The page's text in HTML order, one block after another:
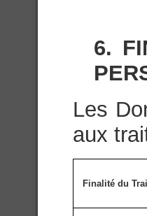
6.
Les
aux
Finalité du